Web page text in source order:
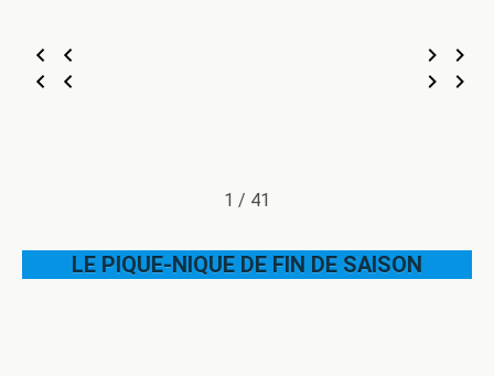
1 / 41
LE PIQUE-NIQUE DE FIN DE SAISON